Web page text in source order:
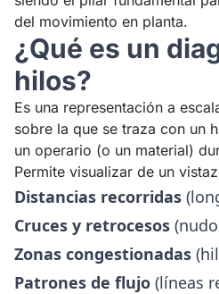
del movimiento en planta.
¿Qué es un
hilos?
Es una representación a
sobre la que se traza con un
un operario (o un material)
Permite visualizar de un
Distancias recorridas
Cruces y retrocesos
Zonas congestionadas
Patrones de flujo (líneas